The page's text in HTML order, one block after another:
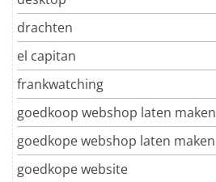
drachten
el capitan
frankwatching
goedkoop webshop laten maken
goedkope webshop laten maken
goedkope website